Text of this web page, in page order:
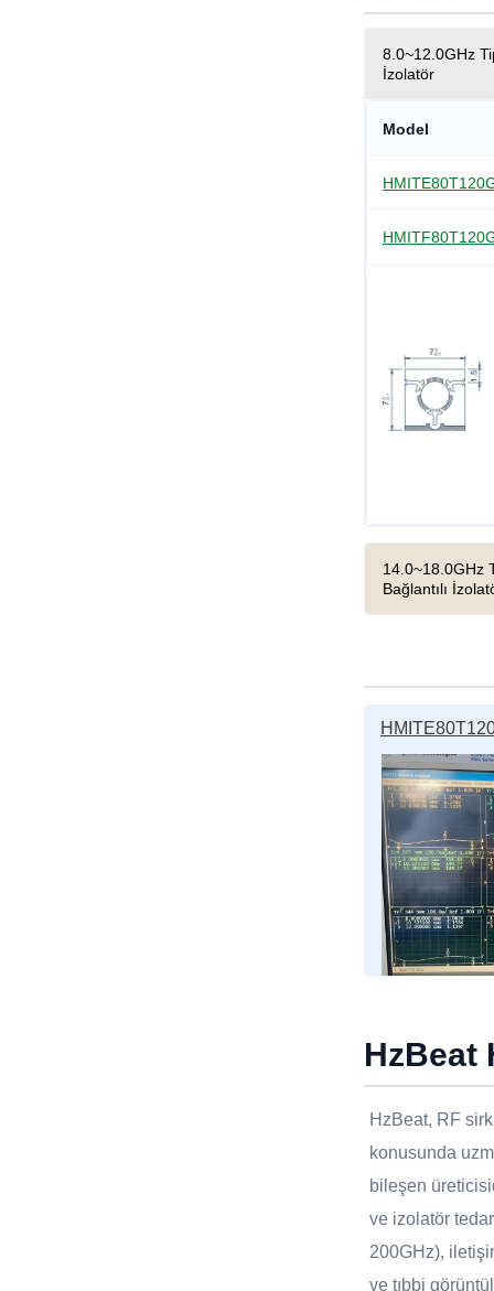
8.0~12.0GHz
İzolatör
Model
14.0~18.0GHz
Bağlantılı
HzBeat
HzBeat, RF
konusunda
bileşen
ve izolatör
200GHz),
ve tıbbi